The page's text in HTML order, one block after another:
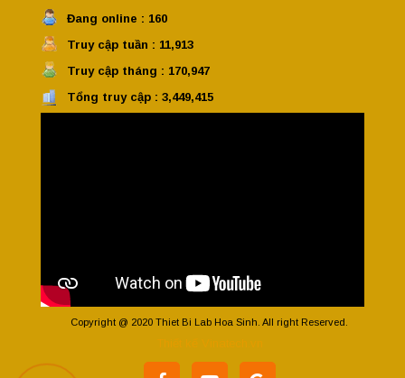
Đang online : 160
Truy cập tuần : 11,913
Truy cập tháng : 170,947
Tổng truy cập : 3,449,415
Copyright @ 2020 Thiet Bi Lab Hoa Sinh. All right Reserved.